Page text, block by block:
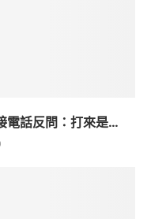
話反問：打來是...